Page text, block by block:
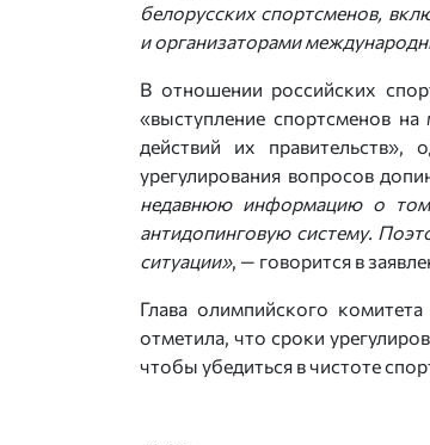
белорусских спортсменов,
и организаторами
В отношении российских
«выступление спортсменов
действий их правительств»,
урегулирования вопросов
недавнюю информацию о том,
антидопинговую систему.
ситуации», — говорится в
Глава олимпийского
отметила, что сроки
чтобы убедиться в чистоте